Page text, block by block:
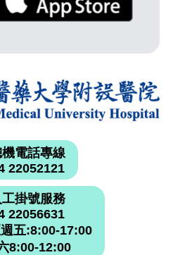
電話專線
22052121
工掛號服務
22056631
五:8:00-17:00
8:00-12:00